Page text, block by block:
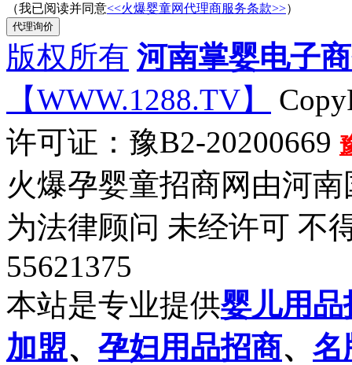
（我已阅读并同意<<火爆婴童网代理商服务条款>>）
版权所有 河南掌婴电子
【WWW.1288.TV】
许可证：豫B2-20200669
火爆孕婴童招商网由河
为法律顾问 未经许可 不
55621375
本站是专业提供婴儿用品
加盟、 孕妇用品招商、 名